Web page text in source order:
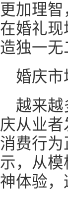
更加理
在婚礼
造独一无
婚庆市
越来
庆从业
消费行
示，从
神体验